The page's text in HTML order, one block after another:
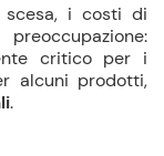
scesa, i costi di
critico per i
alcuni prodotti,
.